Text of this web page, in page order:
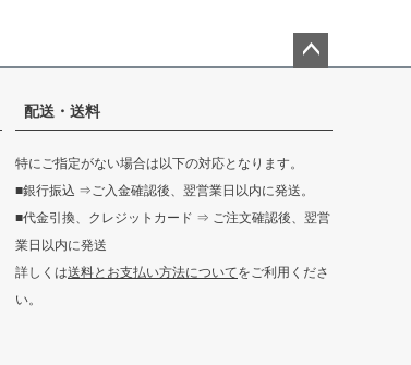
配送・送料
特にご指定がない場合は以下の対応となります。
■銀行振込 ⇒ご入金確認後、翌営業日以内に発送。
■代金引換、クレジットカード ⇒ ご注文確認後、翌営
業日以内に発送
詳しくは送料とお支払い方法についてをご利用くださ
い。